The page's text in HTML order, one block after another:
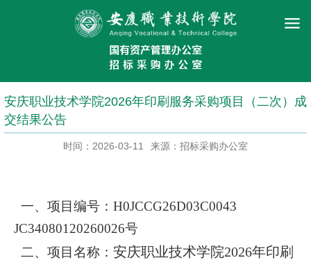
安庆职业技术学院2026年印刷服务采购项目（二次）成
交结果公告
时间：2026-03-11 来源：招标采购办公室
一、项目编号： H0JCCG26D03C0043
JC34080120260026号
二、项目名称 ： 安庆职业技术学院2026年印刷